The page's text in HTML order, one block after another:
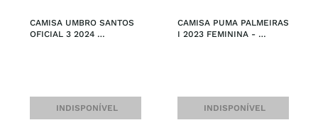
CAMISA UMBRO SANTOS
OFICIAL 3 2024
INDISPONÍVEL
CAMISA PUMA PALMEIRAS
I 2023 FEMININA -
INDISPONÍVEL